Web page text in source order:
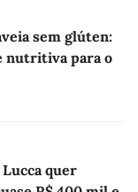
sem glúten:
nutritiva para o
quer